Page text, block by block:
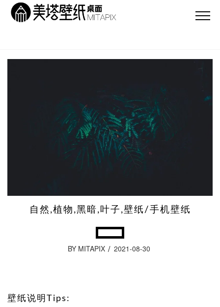
自然,植物,黑暗,叶子,壁纸/手机壁纸
BY MITAPIX 2021-08-30
壁纸说明Tips: